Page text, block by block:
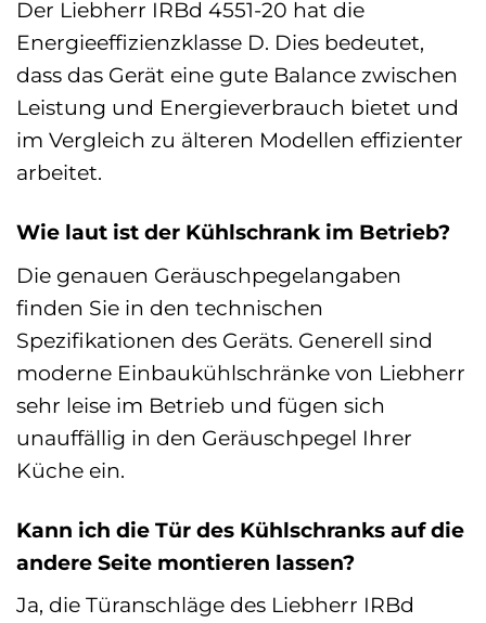
Der Liebherr IRBd 4551-20 hat die
Energieeffizienzklasse D. Dies bedeutet,
dass das Gerät eine gute Balance zwischen
Leistung und Energieverbrauch bietet und
im Vergleich zu älteren Modellen effizienter
arbeitet.
Wie laut ist der Kühlschrank im Betrieb?
Die genauen Geräuschpegelangaben
finden Sie in den technischen
Spezifikationen des Geräts. Generell sind
moderne Einbaukühlschränke von Liebherr
sehr leise im Betrieb und fügen sich
unauffällig in den Geräuschpegel Ihrer
Küche ein.
Kann ich die Tür des Kühlschranks auf die
andere Seite montieren lassen?
Ja, die Türanschläge des Liebherr IRBd